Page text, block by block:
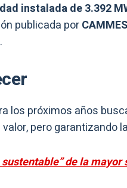
instalada de 3.392
publicada por
los próximos años
pero garantizando
de la